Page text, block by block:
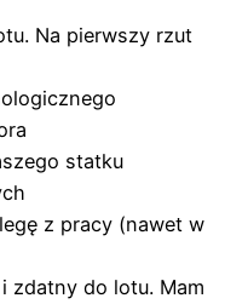
Na pierwszy rzut
statku
z pracy (nawet w
zdatny do lotu. Mam